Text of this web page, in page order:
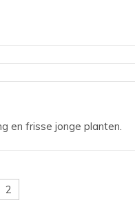
en frisse jonge planten.
2